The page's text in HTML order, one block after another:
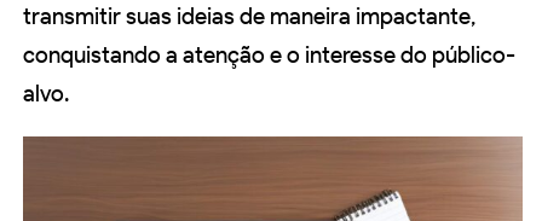
transmitir suas ideias de maneira impactante,
conquistando a atenção e o interesse do público-
alvo.